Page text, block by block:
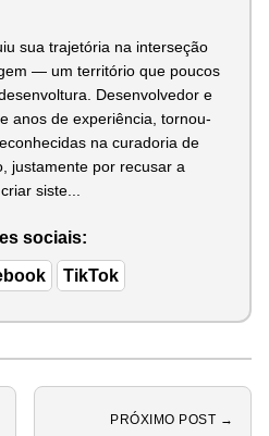
sua trajetória na interseção
— um território que poucos
Desenvolvedor e
anos de experiência, tornou-
na curadoria de
justamente por recusar a
siste...
sociais:
TikTok
PRÓXIMO POST →